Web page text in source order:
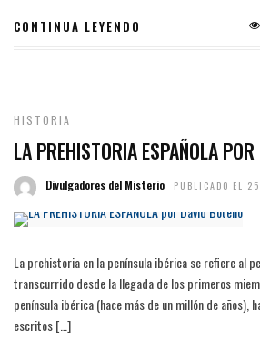
CONTINUA LEYENDO
HISTORIA
LA PREHISTORIA ESPAÑOLA
Divulgadores del Misterio PUBLICADO EL
La prehistoria en la península ibérica se refiere al
transcurrido desde la llegada de los primeros
península ibérica (hace más de un millón de años),
escritos […]